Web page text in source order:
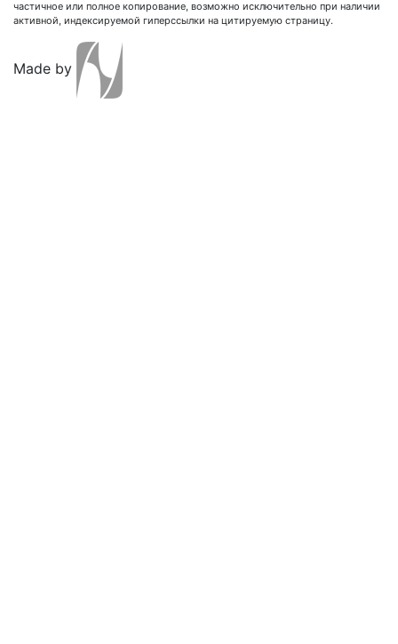
частичное или полное копирование, возможно исключительно при наличии
активной, индексируемой гиперссылки на цитируемую страницу.
Made by